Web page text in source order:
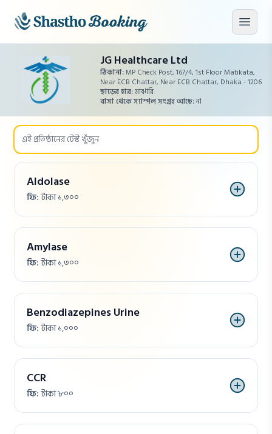
মেনু
JG Healthcare Ltd
ঠিকানা:MP Check Post, 167/4, 1st Floor Matikata,
Near ECB Chattar, Near ECB Chattar, Dhaka - 1206
ছাড়ের হার:মাঝারি
বাসা থেকে স্যাম্পল সংগ্রহ আছে:না
Aldolase
ফি:টাকা ১,৩০০
Amylase
ফি:টাকা ১,৩০০
Benzodiazepines Urine
ফি:টাকা ১,০০০
CCR
ফি:টাকা ৮০০